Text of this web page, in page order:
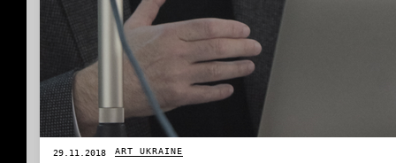
29.11.2018 ART UKRAINE